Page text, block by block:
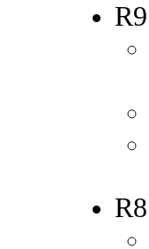
R9
R8